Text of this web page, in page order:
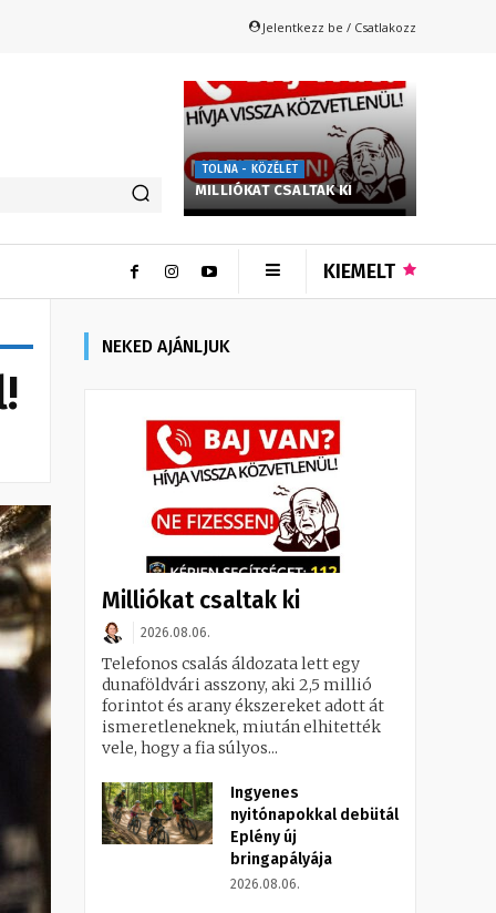
Jelentkezz be / Csatlakozz
TOLNA - KÖZÉLET
MILLIÓKAT CSALTAK KI
KIEMELT
NEKED AJÁNLJUK
Milliókat csaltak ki
2026.08.06.
Telefonos csalás áldozata lett egy
dunaföldvári asszony, aki 2,5 millió
forintot és arany ékszereket adott át
ismeretleneknek, miután elhitették
vele, hogy a fia súlyos...
Ingyenes
nyitónapokkal debütál
Eplény új
bringapályája
2026.08.06.